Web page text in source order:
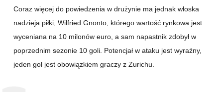
Coraz więcej do powiedzenia w drużynie ma jednak włoska
nadzieja piłki, Wilfried Gnonto, którego wartość rynkowa jest
wyceniana na 10 milonów euro, a sam napastnik zdobył w
poprzednim sezonie 10 goli. Potencjał w ataku jest wyraźny,
jeden gol jest obowiązkiem graczy z Zurichu.